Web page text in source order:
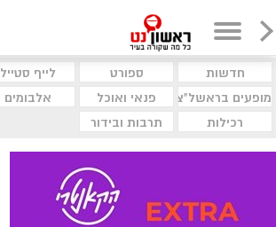
חדשות ספורט לייף סטייל
מופעים בראשל"צ
פנאי ואוכל אלבומים
רכילות
תרבות ובידור